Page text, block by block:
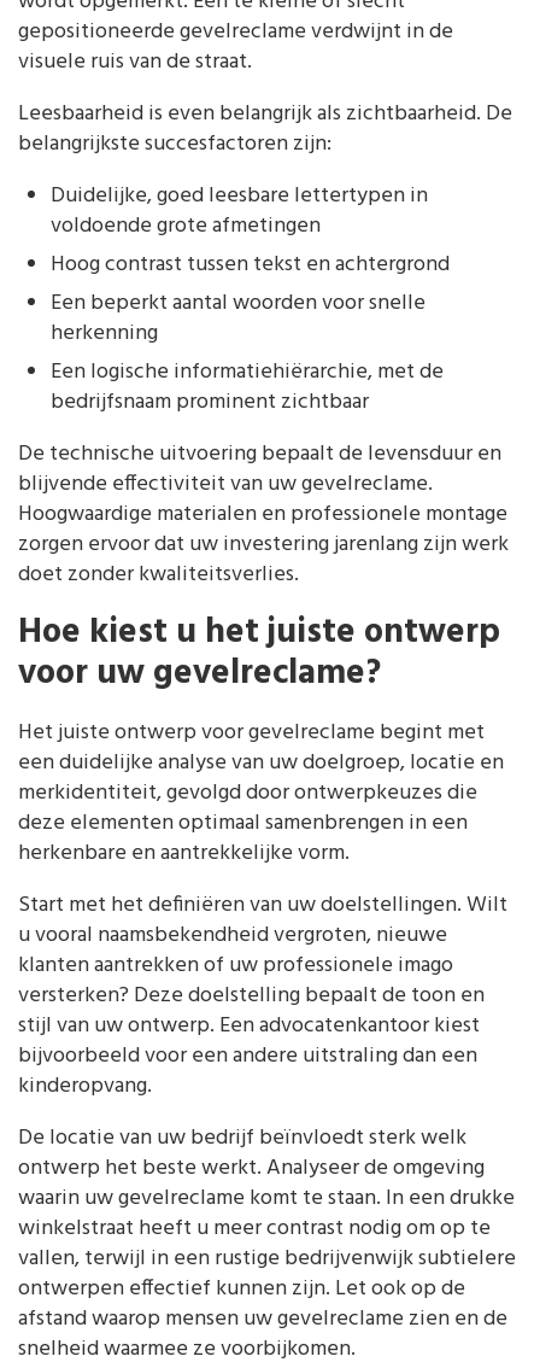
gepositioneerde gevelreclame verdwijnt in de
visuele ruis van de straat.
Leesbaarheid is even belangrijk als zichtbaarheid. De
belangrijkste succesfactoren zijn:
Duidelijke, goed leesbare lettertypen in
voldoende grote afmetingen
Hoog contrast tussen tekst en achtergrond
Een beperkt aantal woorden voor snelle
herkenning
Een logische informatiehiërarchie, met de
bedrijfsnaam prominent zichtbaar
De technische uitvoering bepaalt de levensduur en
blijvende effectiviteit van uw gevelreclame.
Hoogwaardige materialen en professionele montage
zorgen ervoor dat uw investering jarenlang zijn werk
doet zonder kwaliteitsverlies.
Hoe kiest u het juiste ontwerp
voor uw gevelreclame?
Het juiste ontwerp voor gevelreclame begint met
een duidelijke analyse van uw doelgroep, locatie en
merkidentiteit, gevolgd door ontwerpkeuzes die
deze elementen optimaal samenbrengen in een
herkenbare en aantrekkelijke vorm.
Start met het definiëren van uw doelstellingen. Wilt
u vooral naamsbekendheid vergroten, nieuwe
klanten aantrekken of uw professionele imago
versterken? Deze doelstelling bepaalt de toon en
stijl van uw ontwerp. Een advocatenkantoor kiest
bijvoorbeeld voor een andere uitstraling dan een
kinderopvang.
De locatie van uw bedrijf beïnvloedt sterk welk
ontwerp het beste werkt. Analyseer de omgeving
waarin uw gevelreclame komt te staan. In een drukke
winkelstraat heeft u meer contrast nodig om op te
vallen, terwijl in een rustige bedrijvenwijk subtielere
ontwerpen effectief kunnen zijn. Let ook op de
afstand waarop mensen uw gevelreclame zien en de
snelheid waarmee ze voorbijkomen.